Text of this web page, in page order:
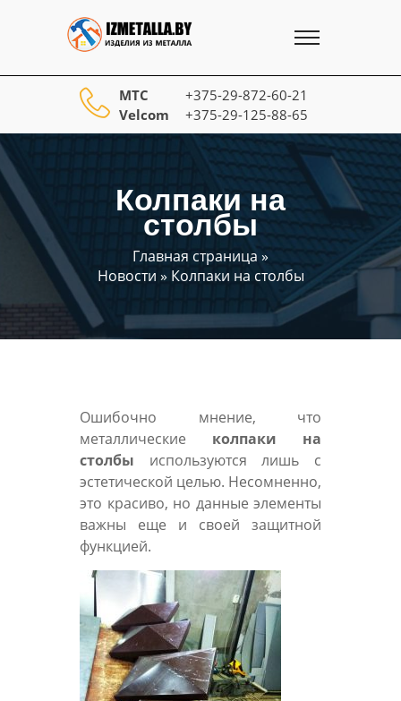
МТС
+375-29-872-60-21
Velcom
+375-29-125-88-65
Колпаки на
столбы
Главная страница »
Новости » Колпаки на столбы
Ошибочно мнение, что
металлические колпаки на
столбы используются лишь с
эстетической целью. Несомненно,
это красиво, но данные элементы
важны еще и своей защитной
функцией.